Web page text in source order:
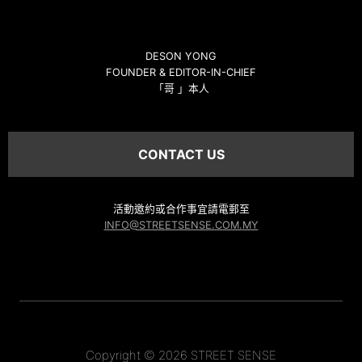
DESON YONG
FOUNDER & EDITOR-IN-CHIEF
「哥 」本人
CONTACT US
活動邀約或合作事宜請電郵至
INFO@STREETSENSE.COM.MY
Copyright © 2026 STREET SENSE